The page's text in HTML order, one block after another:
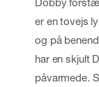
er en tovejs
og på
har en skjult
påvarmede.